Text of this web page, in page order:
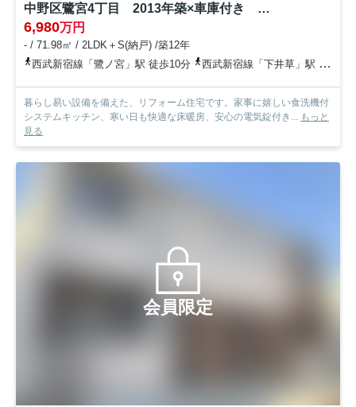
中野区鷺宮4丁目 2013年築×車庫付き 中古戸建
6,980万円
- / 71.98㎡ / 2LDK＋S(納戸) /築12年
西武新宿線「鷺ノ宮」駅 徒歩10分
西武新宿線「下井草」駅 徒歩11分
暮らし易い設備を備えた、リフォーム住宅です。家事に嬉しい食洗機付
システムキッチン、寒い日も快適な床暖房、安心の電気錠付き... もっと
見る
会員限定